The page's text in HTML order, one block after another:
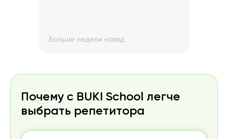
Больше недели назад
Почему с BUKI School легче
выбрать репетитора